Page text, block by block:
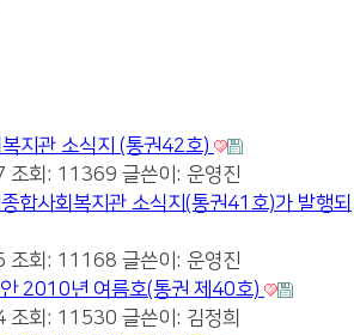
지관 소식지 (통권42호)
조회: 11369 글쓴이: 운영진
합사회복지관 소식지(통권41호)가 발행되
조회: 11168 글쓴이: 운영진
2010년 여름호(통권 제40호)
조회: 11530 글쓴이: 김정희